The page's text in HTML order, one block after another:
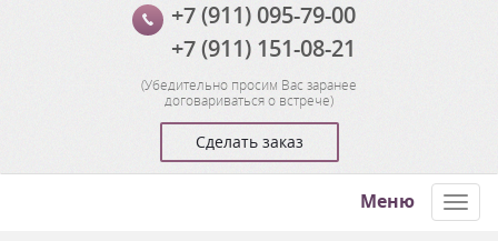
+7 (911) 095-79-00
+7 (911) 151-08-21
(Убедительно просим Вас заранее
договариваться о встрече)
Сделать заказ
Меню